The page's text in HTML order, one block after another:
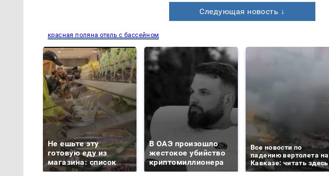
Следующая новость ↓
красная поляна отель с бассейном
Не ешьте эту
готовую еду из
магазина: список
В ОАЭ произошло
жестокое убийство
криптомиллионера
Все новости по
падению вертолета на
Кавказе: читать здесь